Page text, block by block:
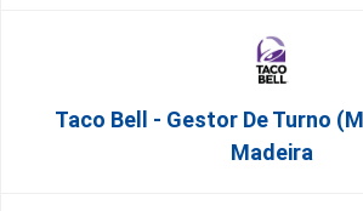
Taco Bell - Gestor De Turno
Madeira